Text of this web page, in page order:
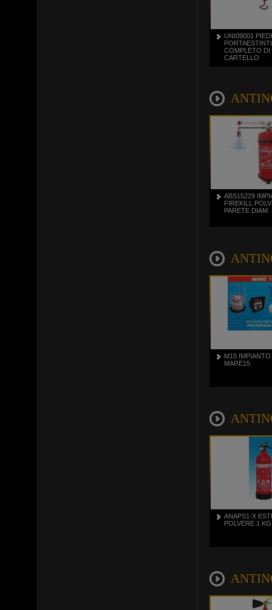
UNI09001
COMPLETO DI
CARTELLO
ABS15229
FIREKILL
PARETE DIAM.
M15
MARE15
ANAPS1-X
POLVERE 1